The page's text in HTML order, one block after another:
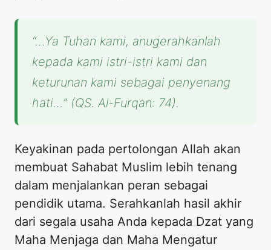
“…Ya Tuhan kami, anugerahkanlah
kepada kami istri-istri kami dan
keturunan kami sebagai penyenang
hati…” (QS. Al-Furqan: 74).
Keyakinan pada pertolongan Allah akan
membuat Sahabat Muslim lebih tenang
dalam menjalankan peran sebagai
pendidik utama. Serahkanlah hasil akhir
dari segala usaha Anda kepada Dzat yang
Maha Menjaga dan Maha Mengatur